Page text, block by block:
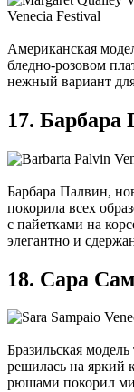
Американская
бледно-розовом
нежный вариант
17. Барбара
Барбара Палвин,
покорила всех
с пайетками на
элегантно и
18. Сара
Бразильская
решилась на яркий
рюшами покорил